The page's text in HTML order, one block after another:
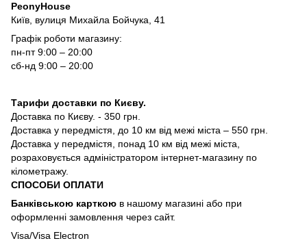
PeonyHouse
Київ, вулиця Михайла Бойчука, 41
Графік роботи магазину:
пн-пт 9:00 – 20:00
сб-нд 9:00 – 20:00
Тарифи доставки по Києву.
Доставка по Києву. - 350 грн.
Доставка у передмістя, до 10 км від межі міста – 550 грн.
Доставка у передмістя, понад 10 км від межі міста,
розраховується адміністратором інтернет-магазину по
кілометражу.
СПОСОБИ ОПЛАТИ
Банківською карткою в нашому магазині або при
оформленні замовлення через сайт.
Visa/Visa Electron